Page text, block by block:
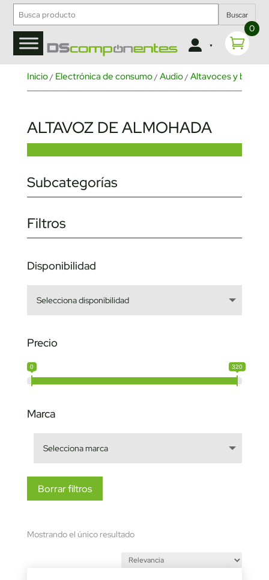
Buscar
0
Inicio/ Electrónica de consumo/ Audio/ Altavoces y barras
ALTAVOZ DE ALMOHADA
Subcategorías
Filtros
Disponibilidad
Precio
0 320
Marca
Borrar filtros
Mostrando el único resultado